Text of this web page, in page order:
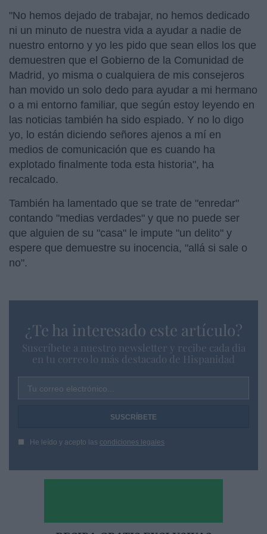
"No hemos dejado de trabajar, no hemos dedicado
ni un minuto de nuestra vida a ayudar a nadie de
nuestro entorno y yo les pido que sean ellos los que
demuestren que el Gobierno de la Comunidad de
Madrid, yo misma o cualquiera de mis consejeros
han movido un solo dedo para ayudar a mi hermano
o a mi entorno familiar, que según estoy leyendo en
las noticias también ha sido espiado. Y no lo digo
yo, lo están diciendo señores ajenos a mí en
medios de comunicación que es cuando ha
explotado finalmente toda esta historia", ha
recalcado.
También ha lamentado que se trate de "enredar"
contando "medias verdades" y que no puede ser
que alguien de su "casa" le impute "un delito" y
espere que demuestre su inocencia, "allá si sale o
no".
¿Te ha interesado este artículo?
Suscríbete a nuestro newsletter y recibe cada dia
en tu correo lo más destacado de Hispanidad
Tu correo electrónico...
He leído y acepto las condiciones legales